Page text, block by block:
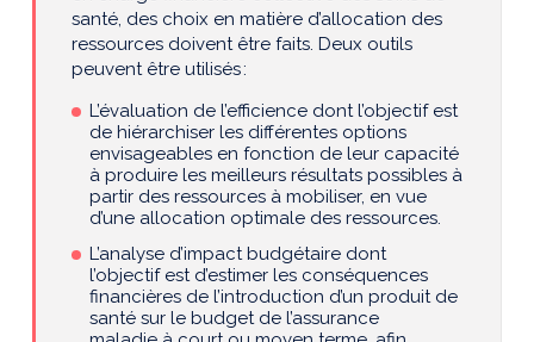
santé, des choix en matière d’allocation des
ressources doivent être faits. Deux outils
peuvent être utilisés :
L’évaluation de l’efficience dont l’objectif est
de hiérarchiser les différentes options
envisageables en fonction de leur capacité
à produire les meilleurs résultats possibles à
partir des ressources à mobiliser, en vue
d’une allocation optimale des ressources.
L’analyse d’impact budgétaire dont
l’objectif est d’estimer les conséquences
financières de l’introduction d’un produit de
santé sur le budget de l’assurance